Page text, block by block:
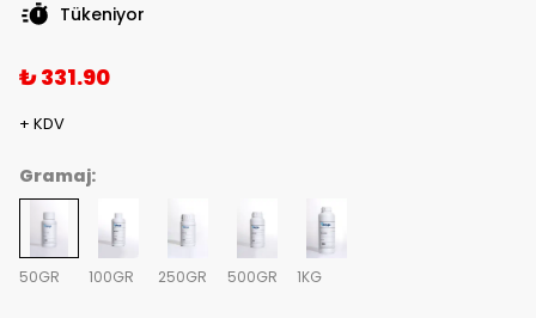
Tükeniyor
₺ 331.90
+ KDV
Gramaj:
50GR 100GR 250GR 500GR 1KG